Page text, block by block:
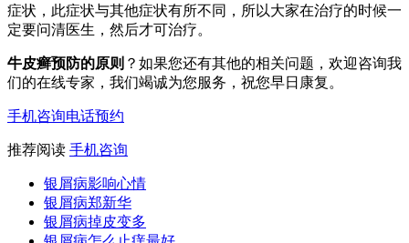
症状，此症状与其他症状有所不同，所以大家在治疗的时候一
定要问清医生，然后才可治疗。
牛皮癣预防的原则 ？如果您还有其他的相关问题，欢迎咨询我
们的在线专家，我们竭诚为您服务，祝您早日康复。
手机咨询电话预约
推荐阅读 手机咨询
银屑病影响心情
银屑病郑新华
银屑病掉皮变多